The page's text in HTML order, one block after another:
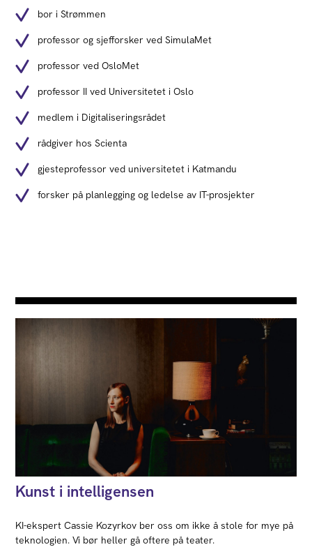
bor i Strømmen
professor og sjefforsker ved SimulaMet
professor ved OsloMet
professor II ved Universitetet i Oslo
medlem i Digitaliseringsrådet
rådgiver hos Scienta
gjesteprofessor ved universitetet i Katmandu
forsker på planlegging og ledelse av IT-prosjekter
Kunst i intelligensen
KI-ekspert Cassie Kozyrkov ber oss om ikke å stole for mye på
teknologien. Vi bør heller gå oftere på teater.